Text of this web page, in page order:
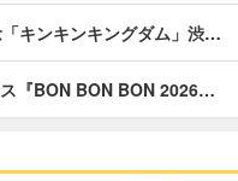
「キンキンキングダム」渋…
『BON BON BON 2026…